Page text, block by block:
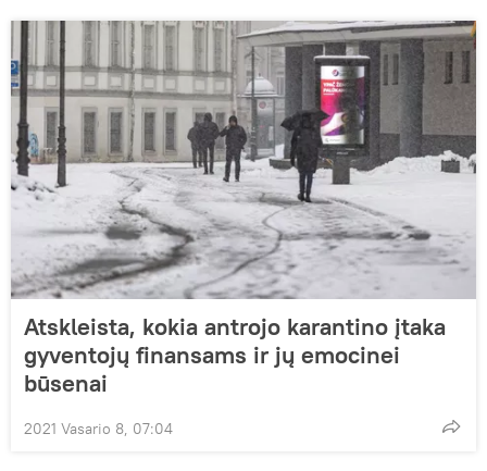
Atskleista, kokia antrojo karantino įtaka
gyventojų finansams ir jų emocinei
būsenai
2021 Vasario 8, 07:04